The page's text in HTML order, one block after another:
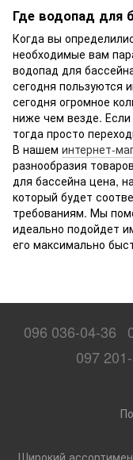
Где водопад для
Когда вы
необходимые вам
водопад для
сегодня пользуются
сегодня огромное
ниже чем везде. Если
тогда просто
В нашем интернет-
разнообразия
для бассейна цена,
который будет
требованиям. Мы
идеально подойдет
его максимально
096 036-04-36
097
Широкий